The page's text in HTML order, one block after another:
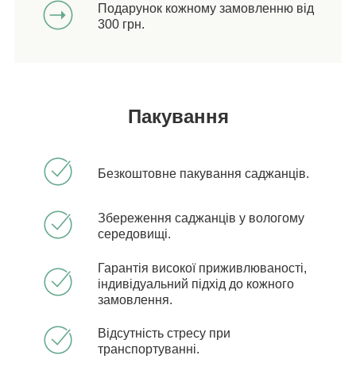
Подарунок кожному замовленню від
300 грн.
Пакування
Безкоштовне пакування саджанців.
Збереження саджанців у вологому
середовищі.
Гарантія високої приживлюваності,
індивідуальний підхід до кожного
замовлення.
Відсутність стресу при
транспортуванні.